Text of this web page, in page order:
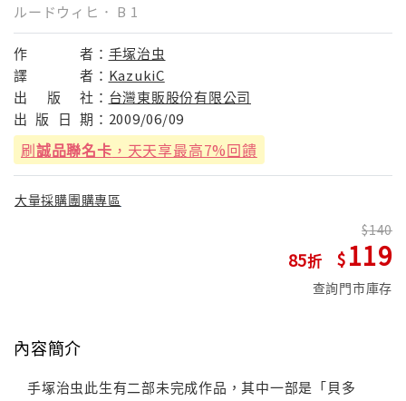
ルードウィヒ． B 1
作 者： 手塚治虫
譯
者： KazukiC
出
版 社： 台灣東販股份有限公司
出 版 日 期： 2009/06/09
刷誠品聯名卡 ，天天享最高7%回饋
大量採購團購專區
85
140
119
查詢門市庫存
內容簡介
手塚治虫此生有二部未完成作品，其中一部是「貝多